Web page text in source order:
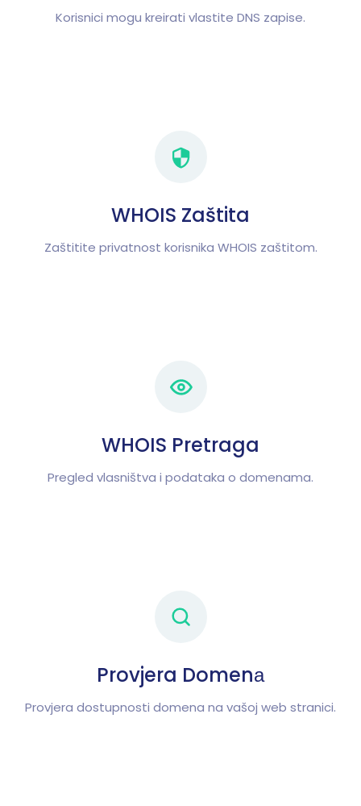
Korisnici mogu kreirati vlastite DNS zapise.
WHOIS Zaštita
Zaštitite privatnost korisnika WHOIS zaštitom.
WHOIS Pretraga
Pregled vlasništva i podataka o domenama.
Provjera Domenа
Provjera dostupnosti domena na vašoj web stranici.